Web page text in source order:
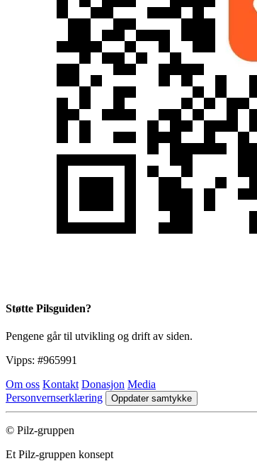
Støtte Pilsguiden?
Pengene går til utvikling og drift av siden.
Vipps: #965991
Om oss Kontakt Donasjon Media
Personvernserklæring
Oppdater samtykke
© Pilz-gruppen
Et Pilz-gruppen konsept